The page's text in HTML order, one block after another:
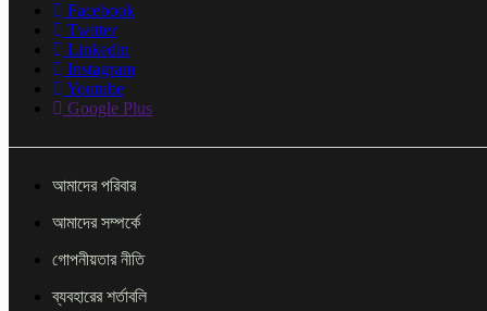
Facebook
Twitter
Linkedin
Instagram
Youtube
Google Plus
আমাদের পরিবার
আমাদের সম্পর্কে
গোপনীয়তার নীতি
ব্যবহারের শর্তাবলি